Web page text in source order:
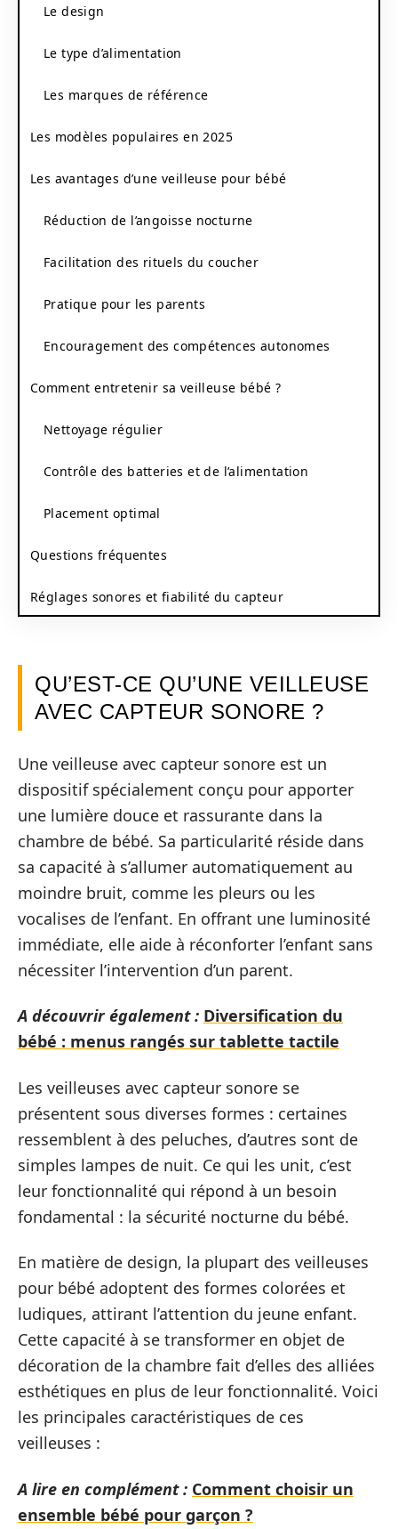
Le design
Le type d’alimentation
Les marques de référence
Les modèles populaires en 2025
Les avantages d’une veilleuse pour bébé
Réduction de l’angoisse nocturne
Facilitation des rituels du coucher
Pratique pour les parents
Encouragement des compétences autonomes
Comment entretenir sa veilleuse bébé ?
Nettoyage régulier
Contrôle des batteries et de l’alimentation
Placement optimal
Questions fréquentes
Réglages sonores et fiabilité du capteur
QU’EST-CE QU’UNE VEILLEUSE
AVEC CAPTEUR SONORE ?
Une veilleuse avec capteur sonore est un
dispositif spécialement conçu pour apporter
une lumière douce et rassurante dans la
chambre de bébé. Sa particularité réside dans
sa capacité à s’allumer automatiquement au
moindre bruit, comme les pleurs ou les
vocalises de l’enfant. En offrant une luminosité
immédiate, elle aide à réconforter l’enfant sans
nécessiter l’intervention d’un parent.
A découvrir également : Diversification du
bébé : menus rangés sur tablette tactile
Les veilleuses avec capteur sonore se
présentent sous diverses formes : certaines
ressemblent à des peluches, d’autres sont de
simples lampes de nuit. Ce qui les unit, c’est
leur fonctionnalité qui répond à un besoin
fondamental : la sécurité nocturne du bébé.
En matière de design, la plupart des veilleuses
pour bébé adoptent des formes colorées et
ludiques, attirant l’attention du jeune enfant.
Cette capacité à se transformer en objet de
décoration de la chambre fait d’elles des alliées
esthétiques en plus de leur fonctionnalité. Voici
les principales caractéristiques de ces
veilleuses :
A lire en complément : Comment choisir un
ensemble bébé pour garçon ?